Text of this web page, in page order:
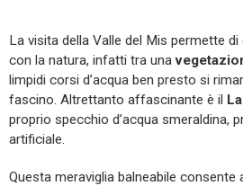
La visita della Valle del Mis permette
con la natura, infatti tra una
limpidi corsi d’acqua ben presto si
fascino. Altrettanto affascinante è il
proprio specchio d’acqua smeraldina,
artificiale.
Questa meraviglia balneabile consente